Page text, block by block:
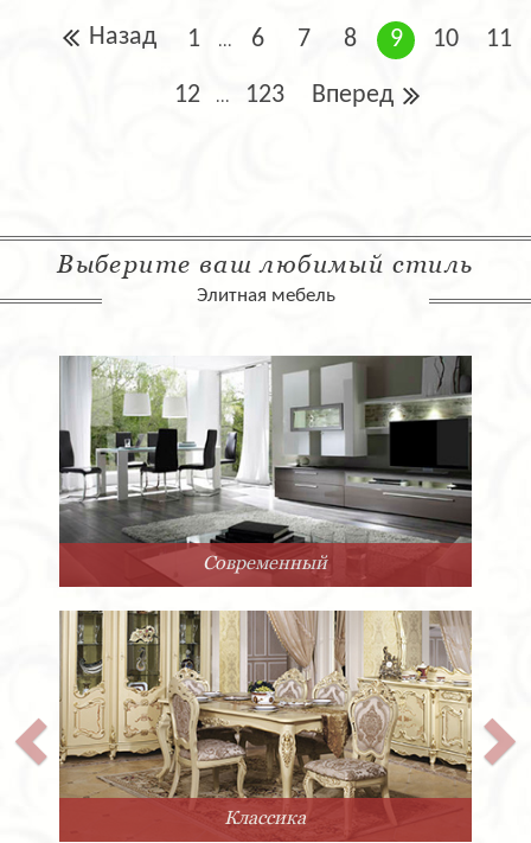
Назад 1 ... 6 7 8 9 10 11
12 ... 123 Вперед
Выберите ваш любимый стиль
Элитная мебель
Современный
Классика